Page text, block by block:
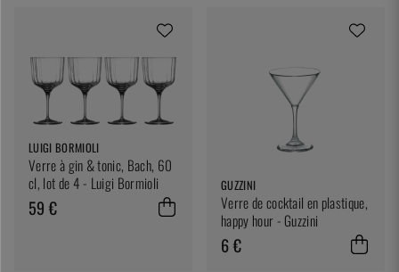
LUIGI BORMIOLI
Verre à gin & tonic, Bach, 60
cl, lot de 4 - Luigi Bormioli
59 €
GUZZINI
Verre de cocktail en plastique,
happy hour - Guzzini
6 €